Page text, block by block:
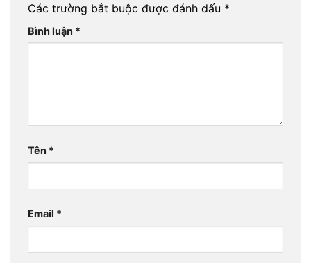
Các trường bắt buộc được đánh dấu *
Bình luận *
Tên *
Email *